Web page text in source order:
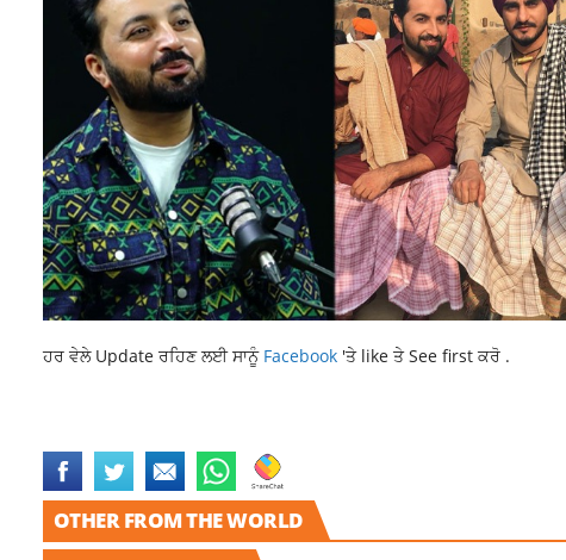
ਹਰ ਵੇਲੇ Update ਰਹਿਣ ਲਈ ਸਾਨੂੰ Facebook 'ਤੇ like ਤੇ See first ਕਰੋ .
OTHER FROM THE WORLD